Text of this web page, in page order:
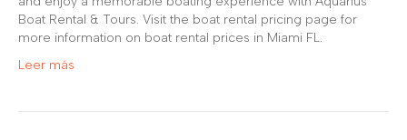
Boat Rental & Tours. Visit the boat rental pricing page for
more information on boat rental prices in Miami FL.
Leer más